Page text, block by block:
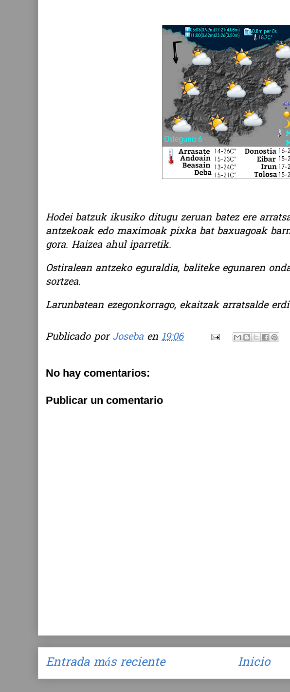
Hodei batzuk ikusiko ditugu zeruan batez ere
antzekoak edo maximoak pixka bat baxuagoak
gora. Haizea ahul iparretik.
Ostiralean antzeko eguraldia, baliteke egunaren
sortzea.
Larunbatean ezegonkorrago, ekaitzak arratsalde
Publicado porJoseba en 19:06
No hay comentarios:
Publicar un comentario
Entrada más reciente Inicio